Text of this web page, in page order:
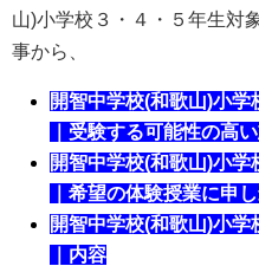
山)小学校３・４・５年生対
事から、
開智中学校(和歌山)小
｜受験する可能性の高
開智中学校(和歌山)小
｜希望の体験授業に申
開智中学校(和歌山)小
｜内容